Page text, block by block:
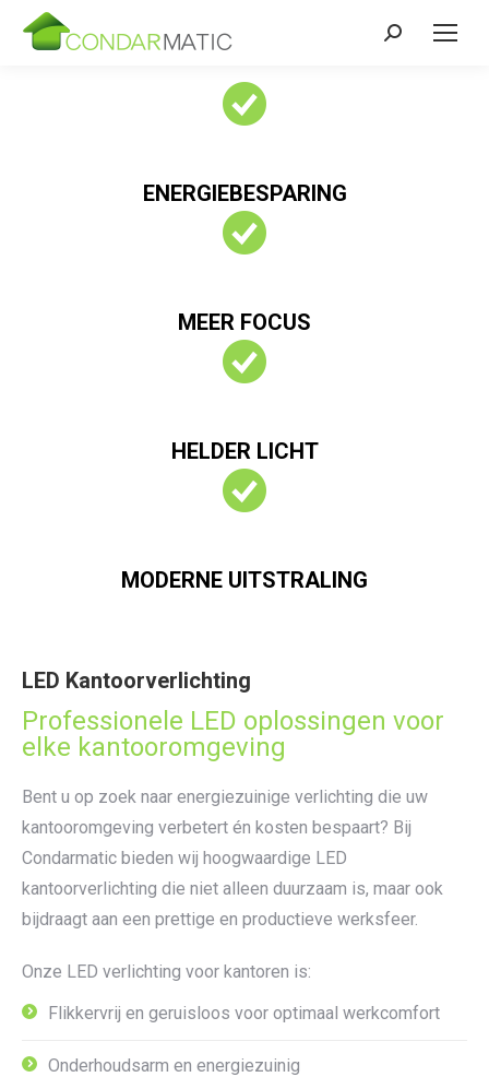
Zoeken:
ENERGIEBESPARING
MEER FOCUS
HELDER LICHT
MODERNE UITSTRALING
LED Kantoorverlichting
Professionele LED oplossingen voor
elke kantooromgeving
Bent u op zoek naar energiezuinige verlichting die uw
kantooromgeving verbetert én kosten bespaart? Bij
Condarmatic bieden wij hoogwaardige LED
kantoorverlichting die niet alleen duurzaam is, maar ook
bijdraagt aan een prettige en productieve werksfeer.
Onze LED verlichting voor kantoren is:
Flikkervrij en geruisloos voor optimaal werkcomfort
Onderhoudsarm en energiezuinig